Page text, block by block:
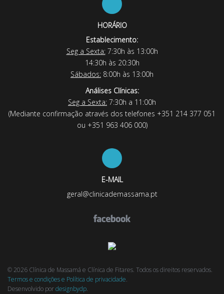
HORÁRIO
Establecimento:
Seg a Sexta:7:30h às 13:00h
14:30h às 20:30h
Sábados: 8:00h às 13:00h
Análises Clínicas:
Seg a Sexta: 7:30h a 11:00h
(Mediante confirmação através dos telefones +351 214 377 051
ou +351 963 406 000)
E-MAIL
geral@clinicademassama.pt
© 2026 Clínica de Massamá e Clínica de Fitares. Todos os direitos reservados.
Termos e condições e Política de privacidade.
Desenvolvido pordesignbydp.